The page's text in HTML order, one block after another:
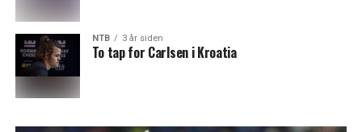
NTB 3 år siden
To tap for Carlsen i Kroatia